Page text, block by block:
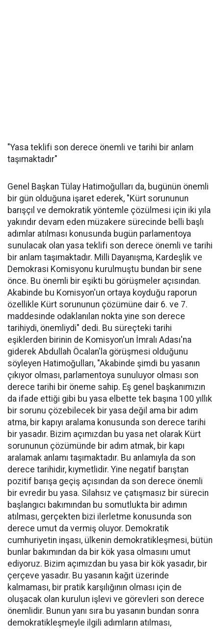
"Yasa teklifi son derece önemli ve tarihi bir anlam
taşımaktadır"
Genel Başkan Tülay Hatimoğulları da, bugünün önemli
bir gün olduğuna işaret ederek, "Kürt sorununun
barışçıl ve demokratik yöntemle çözülmesi için iki yıla
yakındır devam eden müzakere sürecinde belli başlı
adımlar atılması konusunda bugün parlamentoya
sunulacak olan yasa teklifi son derece önemli ve tarihi
bir anlam taşımaktadır. Milli Dayanışma, Kardeşlik ve
Demokrasi Komisyonu kurulmuştu bundan bir sene
önce. Bu önemli bir eşikti bu görüşmeler açısından.
Akabinde bu Komisyon'un ortaya koyduğu raporun
özellikle Kürt sorununun çözümüne dair 6. ve 7.
maddesinde odaklanılan nokta yine son derece
tarihiydi, önemliydi" dedi. Bu süreçteki tarihi
eşiklerden birinin de Komisyon'un İmralı Adası'na
giderek Abdullah Öcalan'la görüşmesi olduğunu
söyleyen Hatimoğulları, "Akabinde şimdi bu yasanın
çıkıyor olması, parlamentoya sunuluyor olması son
derece tarihi bir öneme sahip. Eş genel başkanımızın
da ifade ettiği gibi bu yasa elbette tek başına 100 yıllık
bir sorunu çözebilecek bir yasa değil ama bir adım
atma, bir kapıyı aralama konusunda son derece tarihi
bir yasadır. Bizim açımızdan bu yasa net olarak Kürt
sorununun çözümünde bir adım atmak, bir kapı
aralamak anlamı taşımaktadır. Bu anlamıyla da son
derece tarihidir, kıymetlidir. Yine negatif barıştan
pozitif barışa geçiş açısından da son derece önemli
bir evredir bu yasa. Silahsız ve çatışmasız bir sürecin
başlangıcı bakımından bu somutlukta bir adımın
atılması, gerçekten bizi ilerletme konusunda son
derece umut da vermiş oluyor. Demokratik
cumhuriyetin inşası, ülkenin demokratikleşmesi, bütün
bunlar bakımından da bir kök yasa olmasını umut
ediyoruz. Bizim açımızdan bu yasa bir kök yasadır, bir
çerçeve yasadır. Bu yasanın kağıt üzerinde
kalmaması, bir pratik karşılığının olması için de
oluşacak olan kurulun işlevi ve görevleri son derece
önemlidir. Bunun yanı sıra bu yasanın bundan sonra
demokratikleşmeyle ilgili adımların atılması,